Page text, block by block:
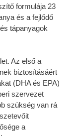
formulája 23
és a fejlődő
tápanyagok
Az első a
biztosításáért
(DHA és EPA)
szervezet
szükség van rá
a